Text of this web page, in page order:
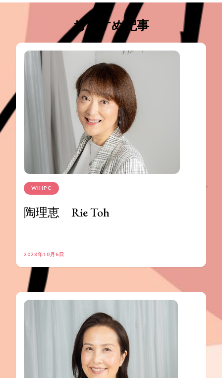
ビ
ゲ
ー
シ
ョ
ン
おすすめ記事
WIHPC
陶理恵 Rie Toh
2023年10月6日